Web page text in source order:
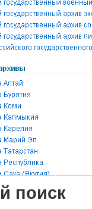
поиск